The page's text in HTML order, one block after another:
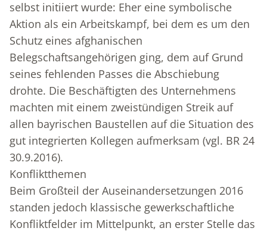
selbst initiiert wurde: Eher eine symbolische
Aktion als ein Arbeitskampf, bei dem es um den
Schutz eines afghanischen
Belegschaftsangehörigen ging, dem auf Grund
seines fehlenden Passes die Abschiebung
drohte. Die Beschäftigten des Unternehmens
machten mit einem zweistündigen Streik auf
allen bayrischen Baustellen auf die Situation des
gut integrierten Kollegen aufmerksam (vgl. BR 24
30.9.2016).
Konfliktthemen
Beim Großteil der Auseinandersetzungen 2016
standen jedoch klassische gewerkschaftliche
Konfliktfelder im Mittelpunkt, an erster Stelle das